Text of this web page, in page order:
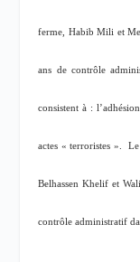
ferme, Habib Mili et
ans de contrôle
consistent à :
actes « terroristes ».
Belhassen Khelif et
contrôle administratif